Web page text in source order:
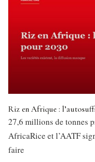
Riz en Afrique :
27,6 millions de tonnes
AfricaRice et l’AATF
faire